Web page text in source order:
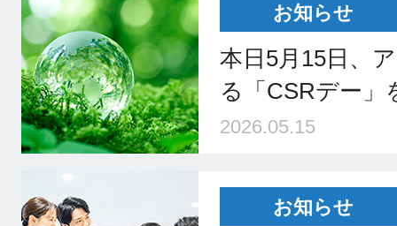
お知らせ
本日5月15日、
る「CSRデー
2026.05.15
お知らせ